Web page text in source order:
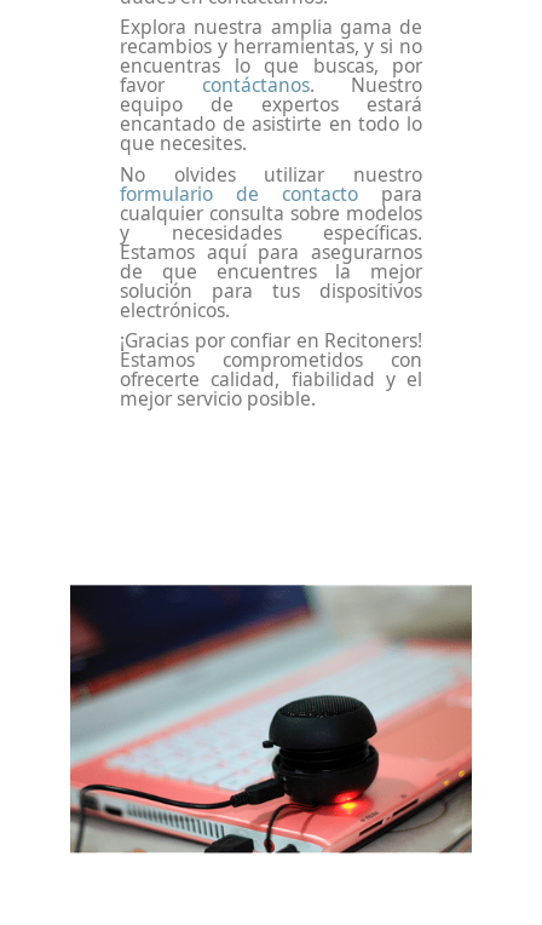
Explora nuestra amplia gama de
recambios y herramientas, y si no
encuentras lo que buscas, por
favor contáctanos. Nuestro
equipo de expertos estará
encantado de asistirte en todo lo
que necesites.
No olvides utilizar nuestro
formulario de contacto para
cualquier consulta sobre modelos
y necesidades específicas.
Estamos aquí para asegurarnos
de que encuentres la mejor
solución para tus dispositivos
electrónicos.
¡Gracias por confiar en Recitoners!
Estamos comprometidos con
ofrecerte calidad, fiabilidad y el
mejor servicio posible.